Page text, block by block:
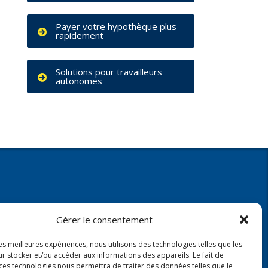
Gérer le consentement
meilleures expériences, nous utilisons des technologies telles que les
stocker et/ou accéder aux informations des appareils. Le fait de
technologies nous permettra de traiter des données telles que le
Payer votre hypothèque plus
rapidement
Solutions pour travailleurs
autonomes
Politique de confidentialité